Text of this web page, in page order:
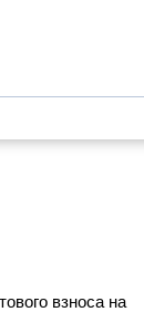
взноса на